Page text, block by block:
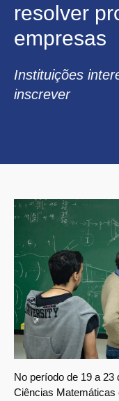
resolver
empresas
Instituições
inscrever
No período de 19 a 23
Ciências